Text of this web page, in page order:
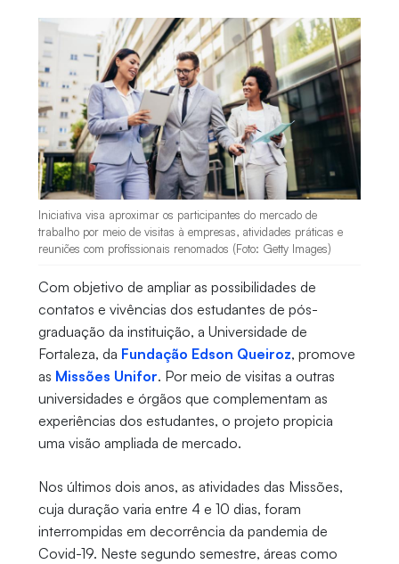
Iniciativa visa aproximar os participantes do mercado de
trabalho por meio de visitas à empresas, atividades práticas e
reuniões com profissionais renomados (Foto: Getty Images)
Com objetivo de ampliar as possibilidades de
contatos e vivências dos estudantes de pós-
graduação da instituição, a Universidade de
Fortaleza, da Fundação Edson Queiroz, promove
as Missões Unifor. Por meio de visitas a outras
universidades e órgãos que complementam as
experiências dos estudantes, o projeto propicia
uma visão ampliada de mercado.
Nos últimos dois anos, as atividades das Missões,
cuja duração varia entre 4 e 10 dias, foram
interrompidas em decorrência da pandemia de
Covid-19. Neste segundo semestre, áreas como